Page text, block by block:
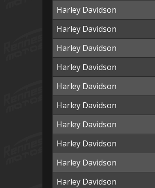
Harley Davidson
Harley Davidson
Harley Davidson
Harley Davidson
Harley Davidson
Harley Davidson
Harley Davidson
Harley Davidson
Harley Davidson
Harley Davidson